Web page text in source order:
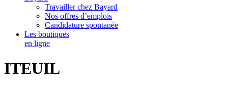
Travailler chez Bayard
Nos offres d’emplois
Candidature spontanée
Les boutiques
en ligne
ITEUIL